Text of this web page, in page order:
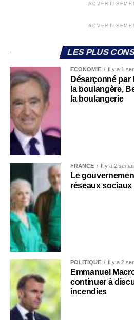
LES PLUS
ECONOMIE Il y a 1
Désarçonné par
la boulangère,
la boulangerie
FRANCE Il y a 2
Le
réseaux
POLITIQUE Il y a 2
Emmanuel
continuer à
incendies